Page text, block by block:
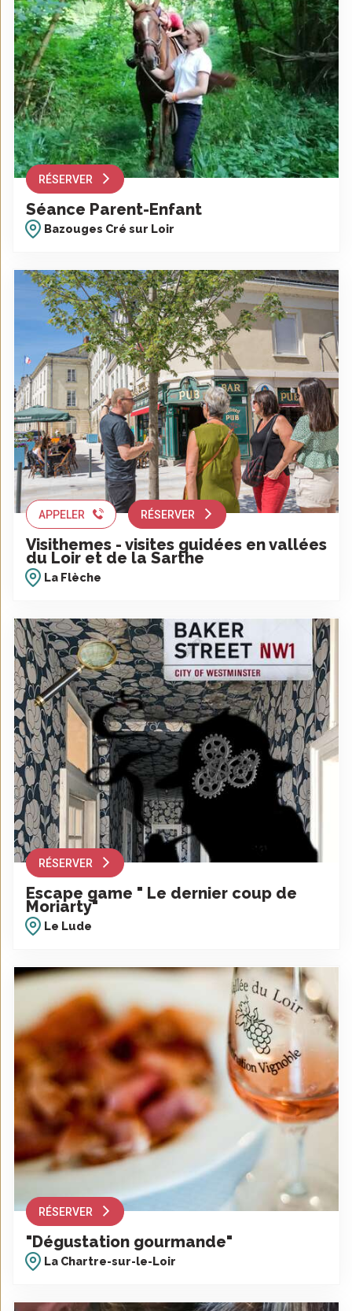
RÉSERVER
Séance Parent-Enfant
Bazouges Cré sur Loir
APPELER RÉSERVER
Visithemes - visites guidées en vallées
du Loir et de la Sarthe
La Flèche
RÉSERVER
Escape game " Le dernier coup de
Moriarty"
Le Lude
RÉSERVER
"Dégustation gourmande"
La Chartre-sur-le-Loir